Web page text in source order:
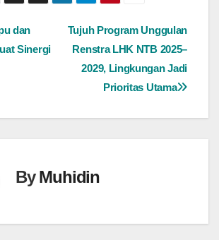
Tujuh Program Unggulan
Renstra LHK NTB 2025–
2029, Lingkungan Jadi
Prioritas Utama
dan
Sinergi
ByMuhidin